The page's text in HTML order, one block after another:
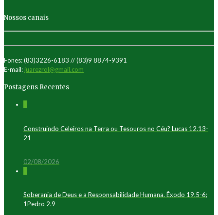
Nossos canais
Fones: (83)3226-6183 // (83)9 8874-9391
E-mail: juarezrol@gmail.com
Postagens Recentes
Construindo Celeiros na Terra ou Tesouros no Céu? Lucas 12.13-
21
02/08/2026
Soberania de Deus e a Responsabilidade Humana. Êxodo 19.5-6;
1Pedro 2.9